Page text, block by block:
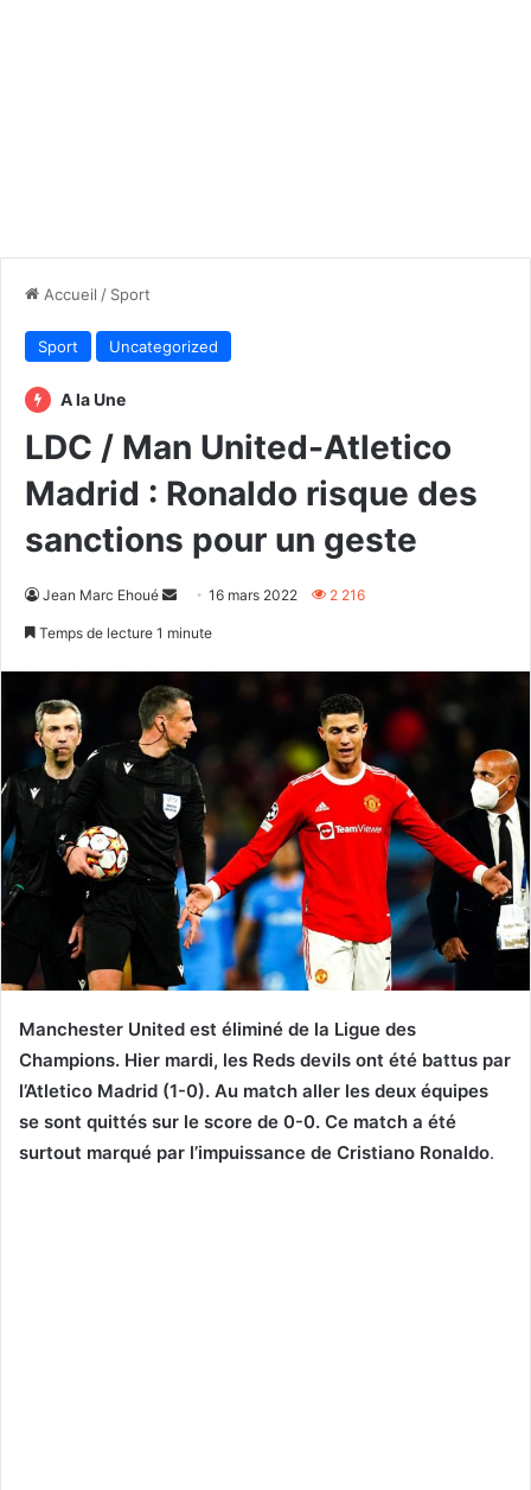
Accueil / Sport
Sport Uncategorized
A la Une
LDC / Man United-Atletico
Madrid : Ronaldo risque des
sanctions pour un geste
Jean Marc Ehoué
Envoyer16 mars 2022 2 216
Temps de lecture 1 minute
Manchester United est éliminé de la Ligue des
Champions. Hier mardi, les Reds devils ont été battus par
l’Atletico Madrid (1-0). Au match aller les deux équipes
se sont quittés sur le score de 0-0. Ce match a été
surtout marqué par l’impuissance de Cristiano Ronaldo.